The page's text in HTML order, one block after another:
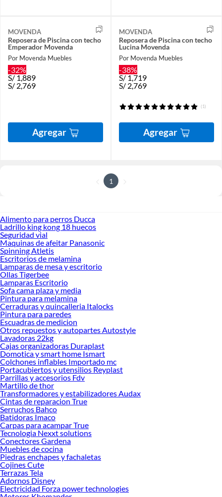
MOVENDA
Reposera de Piscina con techo
Emperador Movenda
Por Movenda Muebles
-32%
S/1,889
S/ 2,769
Agregar
MOVENDA
Reposera de Piscina con techo
Lucina Movenda
Por Movenda Muebles
-38%
S/1,719
S/ 2,769
(1)
Agregar
1
Alimento para perros Ducca
Ladrillo king kong 18 huecos
Seguridad vial
Maquinas de afeitar Panasonic
Spinning Atletis
Escritorios de melamina
Lamparas de mesa y escritorio
Ollas Tigerbee
Lamparas Escritorio
Sofa cama plaza y media
Pintura para melamina
Cerraduras y quincalleria Italocks
Pintura para paredes
Escuadras de medicion
Otros repuestos y autopartes Autostyle
Lavadoras 22kg
Cajas organizadoras Duraplast
Domotica y smart home Ismart
Colchones inflables Importado mc
Portacubiertos y utensilios Reyplast
Parrillas y accesorios Fdv
Martillo de thor
Transformadores y estabilizadores Audax
Cintas de reparacion True
Serruchos Bahco
Batidoras Imaco
Carpas para acampar True
Tecnologia Nexxt solutions
Conectores Gardena
Muebles de cocina
Piedras enchapes y fachaletas
Cojines Cute
Terrazas Tela
Adornos Disney
Electricidad Forza power technologies